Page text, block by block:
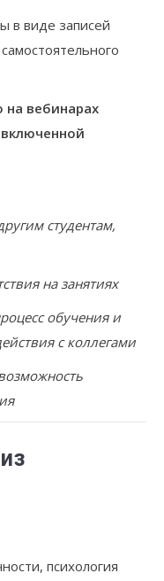
в виде записей
вебинарах
студентам,
на занятиях
обучения и
с коллегами
психология